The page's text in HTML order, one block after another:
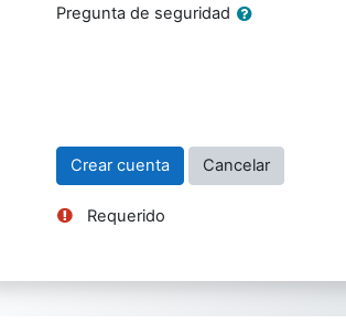
Pregunta de seguridad
Requerido